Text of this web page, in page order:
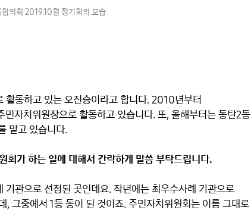
의회 2019.10월 정기회의 모습
활동하고 있는 오진승이라고 합니다. 2010년부터
자치위원장으로 활동하고 있습니다. 또, 올해부터는 동탄2동
맡고 있습니다.
회가 하는 일에 대해서 간략하게 말씀 부탁드립니다.
관으로 선정된 곳인데요. 작년에는 최우수사례 기관으로
, 그중에서 1등 동이 된 것이죠. 주민자치위원회는 이름 그대로